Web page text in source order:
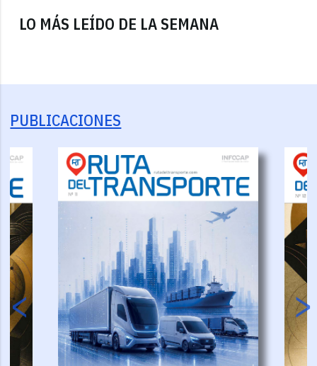
LO MÁS LEÍDO DE LA SEMANA
PUBLICACIONES